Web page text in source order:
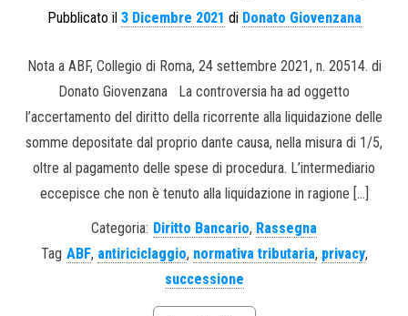
Pubblicato il 3 Dicembre 2021 di Donato Giovenzana
Nota a ABF, Collegio di Roma, 24 settembre 2021, n. 20514. di
Donato Giovenzana La controversia ha ad oggetto
l’accertamento del diritto della ricorrente alla liquidazione delle
somme depositate dal proprio dante causa, nella misura di 1/5,
oltre al pagamento delle spese di procedura. L’intermediario
eccepisce che non è tenuto alla liquidazione in ragione […]
Categoria: Diritto Bancario, Rassegna
Tag ABF, antiriciclaggio, normativa tributaria, privacy,
successione